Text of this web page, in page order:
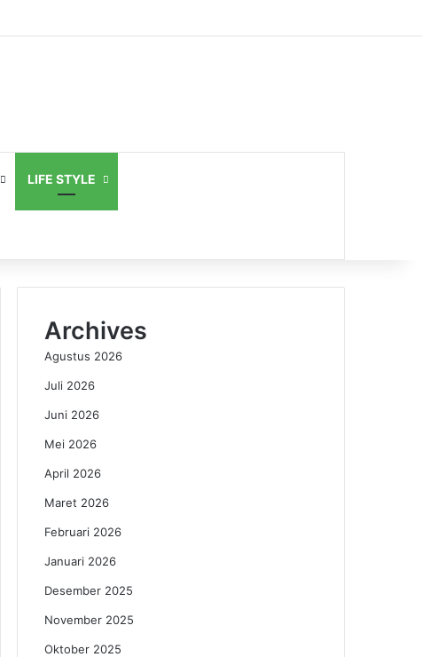
LIFE STYLE
Archives
Agustus 2026
Juli 2026
Juni 2026
Mei 2026
April 2026
Maret 2026
Februari 2026
Januari 2026
Desember 2025
November 2025
Oktober 2025